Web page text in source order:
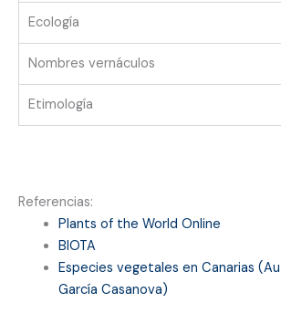
Ecología
Nombres vernáculos
Etimología
Referencias:
Plants of the World Online
BIOTA
Especies vegetales en Canarias
García Casanova)